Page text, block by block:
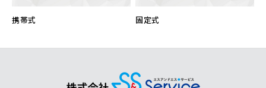
携帯式 固定式